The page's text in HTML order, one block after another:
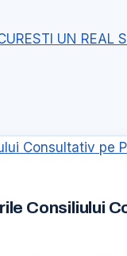
UN REAL
Consiliului